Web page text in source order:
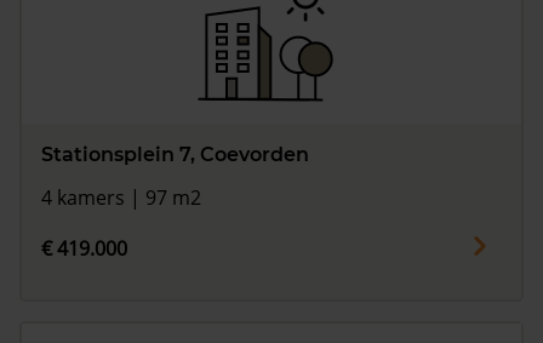
Stationsplein 7, Coevorden
4 kamers | 97 m2
€ 419.000